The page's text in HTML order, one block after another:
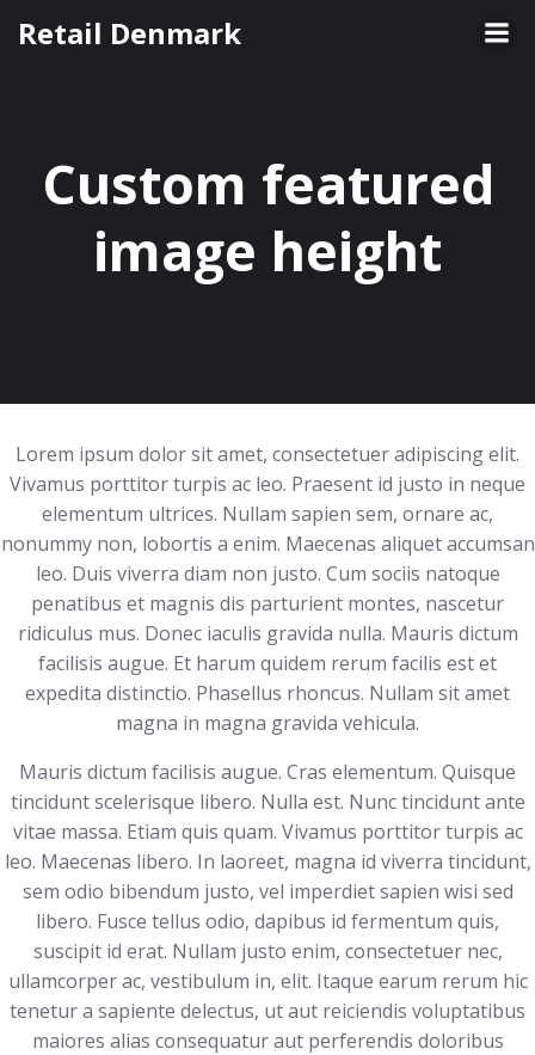
Retail Denmark
Custom featured
image height
Lorem ipsum dolor sit amet, consectetuer adipiscing elit.
Vivamus porttitor turpis ac leo. Praesent id justo in neque
elementum ultrices. Nullam sapien sem, ornare ac,
nonummy non, lobortis a enim. Maecenas aliquet accumsan
leo. Duis viverra diam non justo. Cum sociis natoque
penatibus et magnis dis parturient montes, nascetur
ridiculus mus. Donec iaculis gravida nulla. Mauris dictum
facilisis augue. Et harum quidem rerum facilis est et
expedita distinctio. Phasellus rhoncus. Nullam sit amet
magna in magna gravida vehicula.
Mauris dictum facilisis augue. Cras elementum. Quisque
tincidunt scelerisque libero. Nulla est. Nunc tincidunt ante
vitae massa. Etiam quis quam. Vivamus porttitor turpis ac
leo. Maecenas libero. In laoreet, magna id viverra tincidunt,
sem odio bibendum justo, vel imperdiet sapien wisi sed
libero. Fusce tellus odio, dapibus id fermentum quis,
suscipit id erat. Nullam justo enim, consectetuer nec,
ullamcorper ac, vestibulum in, elit. Itaque earum rerum hic
tenetur a sapiente delectus, ut aut reiciendis voluptatibus
maiores alias consequatur aut perferendis doloribus